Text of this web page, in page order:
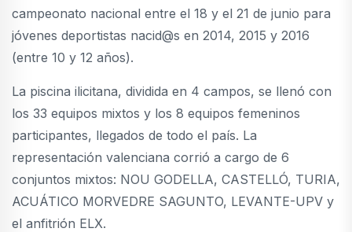
campeonato nacional entre el 18 y el 21 de junio para
jóvenes deportistas nacid@s en 2014, 2015 y 2016
(entre 10 y 12 años).
La piscina ilicitana, dividida en 4 campos, se llenó con
los 33 equipos mixtos y los 8 equipos femeninos
participantes, llegados de todo el país. La
representación valenciana corrió a cargo de 6
conjuntos mixtos: NOU GODELLA, CASTELLÓ, TURIA,
ACUÁTICO MORVEDRE SAGUNTO, LEVANTE-UPV y
el anfitrión ELX.